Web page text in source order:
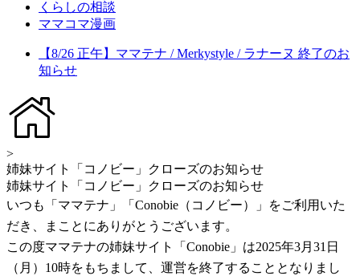
くらしの相談
ママコマ漫画
【8/26 正午】ママテナ / Merkystyle / ラナーヌ 終了のお
知らせ
>
姉妹サイト「コノビー」クローズのお知らせ
姉妹サイト「コノビー」クローズのお知らせ
いつも「ママテナ」「Conobie（コノビー）」をご利用いた
だき、まことにありがとうございます。
この度ママテナの姉妹サイト「Conobie」は2025年3月31日
（月）10時をもちまして、運営を終了することとなりまし